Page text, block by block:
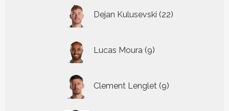
Dejan Kulusevski 22
producten
Lucas Moura 9
producten
Clement Lenglet 9
producten